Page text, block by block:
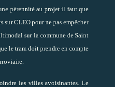
pérennité au projet il faut que
sur CLEO pour ne pas empêcher
sur la commune de Saint
le tram doit prendre en compte
les villes avoisinantes. Le